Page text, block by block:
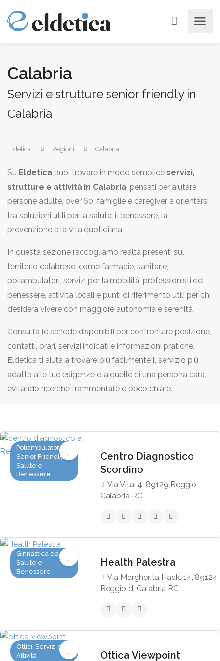
Calabria
Servizi e strutture senior friendly in
Calabria
Eldetica Regioni Calabria
Su Eldetica puoi trovare in modo semplice servizi,
strutture e attività in Calabria, pensati per aiutare
persone adulte, over 60, famiglie e caregiver a orientarsi
tra soluzioni utili per la salute, il benessere, la
prevenzione e la vita quotidiana.
In questa sezione raccogliamo realtà presenti sul
territorio calabrese, come farmacie, sanitarie,
poliambulatori, servizi per la mobilità, professionisti del
benessere, attività locali e punti di riferimento utili per chi
desidera vivere con maggiore autonomia e serenità.
Consulta le schede disponibili per confrontare posizione,
contatti, orari, servizi indicati e informazioni pratiche.
Eldetica ti aiuta a trovare più facilmente il servizio più
adatto alle tue esigenze o a quelle di una persona cara,
evitando ricerche frammentate e poco chiare.
Poliambulatori
Senior Friendly,
Salute e
Benessere
Centro Diagnostico
Scordino
Via Vita, 4, 89129 Reggio
Calabria RC
Ginnastica dolce,
Salute e
Benessere
Health Palestra
Via Margherita Hack, 14, 89124
Reggio di Calabria RC
Ottici, Servizi e
Attività
Ottica Viewpoint